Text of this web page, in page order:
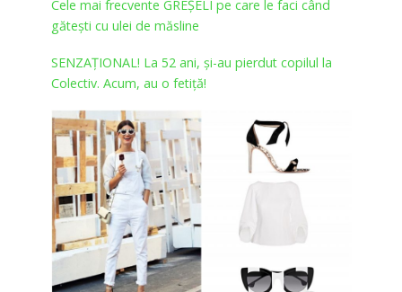
Cele mai frecvente GREȘELI pe care le faci când
gătești cu ulei de măsline
SENZAȚIONAL! La 52 ani, și-au pierdut copilul la
Colectiv. Acum, au o fetiță!